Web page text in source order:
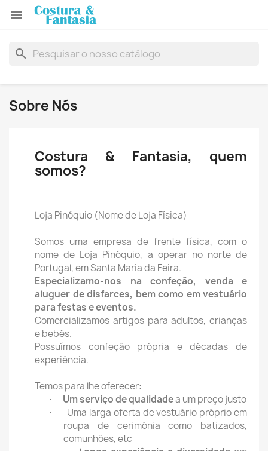

search
Sobre Nós
Costura & Fantasia, quem
somos?
Loja Pinóquio (Nome de Loja Física)
Somos uma empresa de frente física, com o
nome de Loja Pinóquio, a operar no norte de
Portugal, em Santa Maria da Feira.
Especializamo-nos na confeção, venda e
aluguer de disfarces, bem como em vestuário
para festas e eventos.
Comercializamos artigos para adultos, crianças
e bebés.
Possuímos confeção própria e décadas de
experiência.
Temos para lhe oferecer:
· Um serviço de qualidadea um preço justo
·
Uma larga oferta de vestuário próprio em
roupa de cerimónia como batizados,
comunhões, etc